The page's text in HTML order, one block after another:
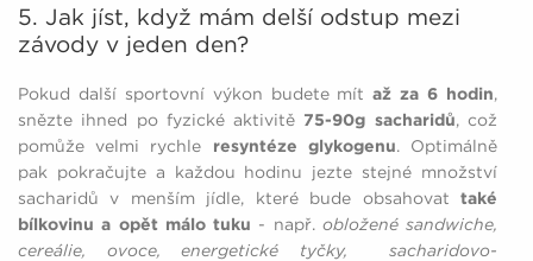
5. Jak jíst, když mám delší odstup mezi
závody v jeden den?
Pokud další sportovní výkon budete mítaž za 6 hodin,
snězte ihned po fyzické aktivitě 75-90g sacharidů, což
pomůže velmi rychle resyntéze glykogenu. Optimálně
pak pokračujte a každou hodinu jezte stejné množství
sacharidů v menším jídle, které bude obsahovat také
bílkovinu a opět málo tuku - např. obložené sandwiche,
cereálie, ovoce, energetické tyčky, sacharidovo-